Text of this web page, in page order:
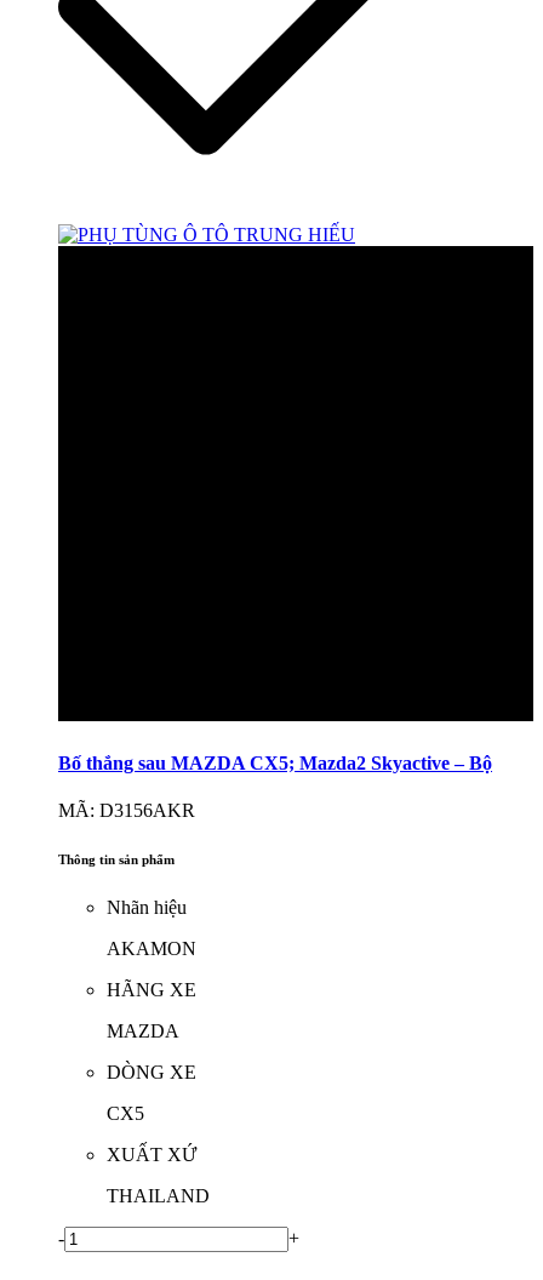
Bố thắng sau MAZDA CX5; Mazda2 Skyactive – Bộ
MÃ: D3156AKR
Thông tin sản phẩm
Nhãn hiệu
AKAMON
HÃNG XE
MAZDA
DÒNG XE
CX5
XUẤT XỨ
THAILAND
- +